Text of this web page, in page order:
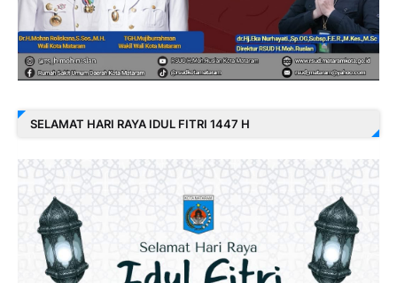
SELAMAT HARI RAYA IDUL FITRI 1447 H